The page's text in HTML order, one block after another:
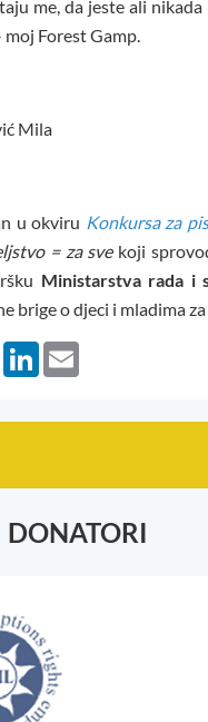
me, da jeste ali
moj Forest Gamp.
Mila
u okviru Konkursa za
= za svekoji
Ministarstva rada i
brige o djeci i mladima
TwitterLinkedIn